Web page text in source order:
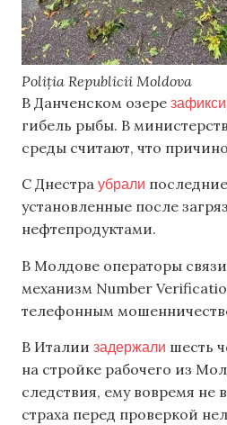
Poliția Republicii Moldova
В Данченском озере
гибель рыбы. В
среды считают, что
С Днестра убрали
установленные после
нефтепродуктами.
В Молдове операторы связи
механизм Number
телефонным
В Италии задержали шесть
на стройке рабочего из
следствия, ему вовремя не
страха перед проверкой